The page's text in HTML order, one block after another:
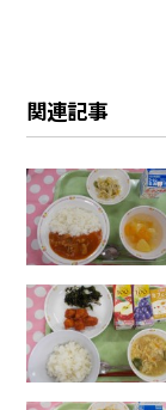
関連記事